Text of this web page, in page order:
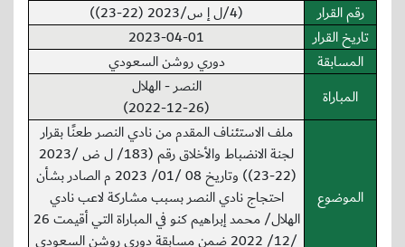
رقم القرار
(4/ل إ س/2023 (22-23))
تاريخ القرار
2023-04-01
المسابقة
دوري روشن السعودي
المباراة
النصر - الهلال
(2022-12-26)
الموضوع
ملف الاستئناف المقدم من نادي النصر طعنًا بقرار
لجنة الانضباط والأخلاق رقم (183/ ل ض /2023
(22-23)) وتاريخ 08 /01/ 2023 م الصادر بشأن
احتجاج نادي النصر بسبب مشاركة لاعب نادي
الهلال/ محمد إبراهيم كنو في المباراة التي أقيمت 26
/12/ 2022 ضمن مسابقة دوري روشن السعودي